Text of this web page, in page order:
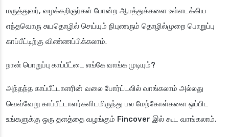
மருத்துவர், வழக்கறிஞர்கள் போன்ற ஆபத்துக்களை உள்ளடக்கிய
எந்தவொரு சுயதொழில் செய்யும் நிபுணரும் தொழில்முறை பொறுப்பு
காப்பீட்டிற்கு விண்ணப்பிக்கலாம்.
நான் பொறுப்பு காப்பீட்டை எங்கே வாங்க முடியும்?
அந்தந்த காப்பீட்டாளரின் வலை போர்ட்டலில் வாங்கலாம் அல்லது
வெவ்வேறு காப்பீட்டாளர்களிடமிருந்து பல மேற்கோள்களை ஒப்பிட
உங்களுக்கு ஒரு தளத்தை வழங்கும் Fincover இல் கூட வாங்கலாம்.